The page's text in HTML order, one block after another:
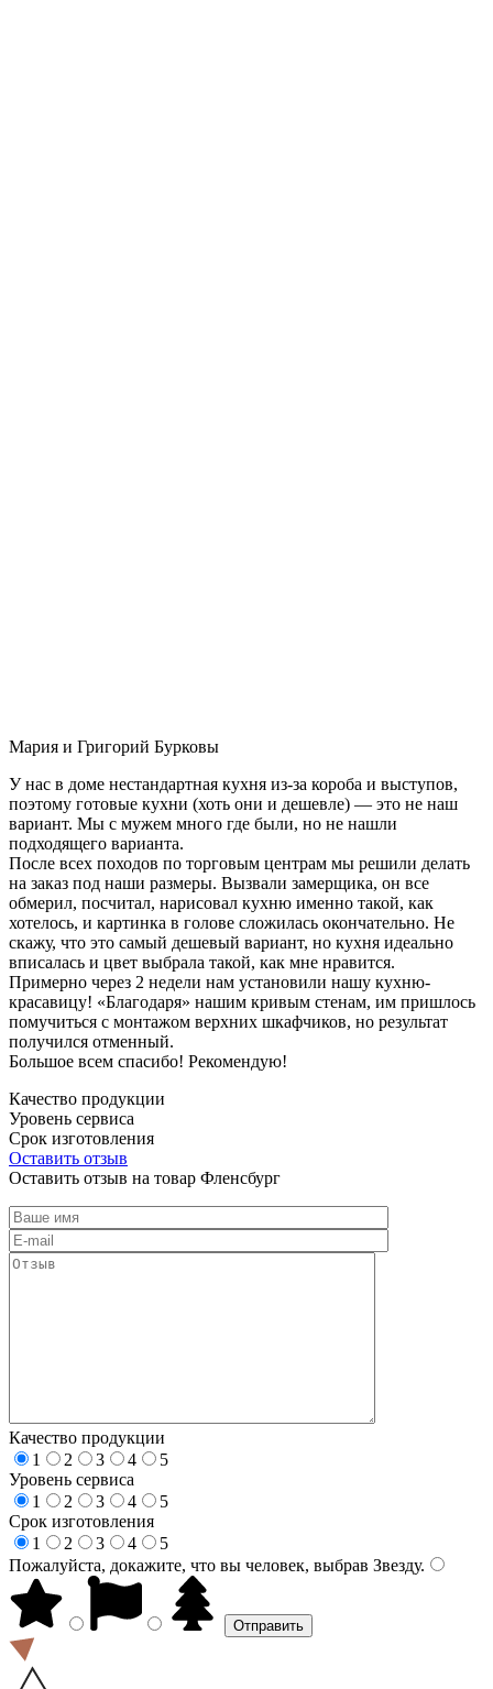
Мария и Григорий Бурковы
У нас в доме нестандартная кухня из-за короба и выступов,
поэтому готовые кухни (хоть они и дешевле) — это не наш
вариант. Мы с мужем много где были, но не нашли
подходящего варианта.
После всех походов по торговым центрам мы решили делать
на заказ под наши размеры. Вызвали замерщика, он все
обмерил, посчитал, нарисовал кухню именно такой, как
хотелось, и картинка в голове сложилась окончательно. Не
скажу, что это самый дешевый вариант, но кухня идеально
вписалась и цвет выбрала такой, как мне нравится.
Примерно через 2 недели нам установили нашу кухню-
красавицу! «Благодаря» нашим кривым стенам, им пришлось
помучиться с монтажом верхних шкафчиков, но результат
получился отменный.
Большое всем спасибо! Рекомендую!
Качество продукции
Уровень сервиса
Срок изготовления
Оставить отзыв
Оставить отзыв на товар Фленсбург
Качество продукции
1
2 3 4
5
Уровень сервиса
1
2 3 4
5
Срок изготовления
1
2 3 4
5
Пожалуйста, докажите, что вы человек, выбрав Звезду.